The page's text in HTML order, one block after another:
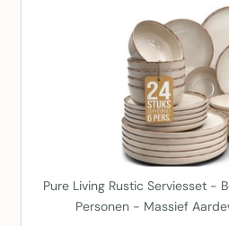
Pure Living Rustic Serviesset -
Personen - Massief